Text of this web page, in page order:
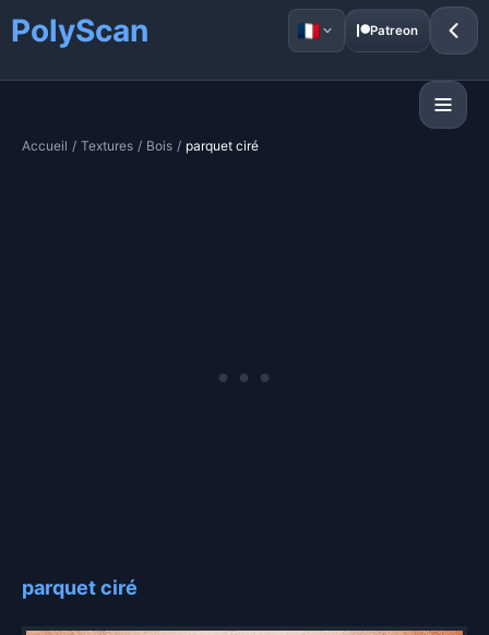
PolyScan Patreon
Accueil / Textures / Bois / parquet ciré
parquet ciré